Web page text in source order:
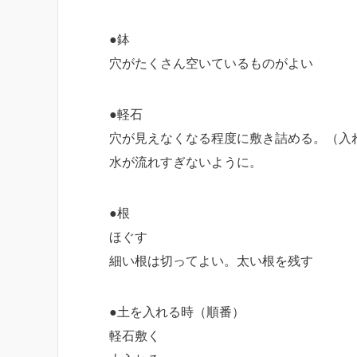
●鉢
穴がたくさん空いているものがよい
●軽石
穴が見えなくなる程度に敷き詰める。（入
水が流れすぎないように。
●根
ほぐす
細い根は切ってよい。太い根を残す
●土を入れる時（順番）
軽石敷く